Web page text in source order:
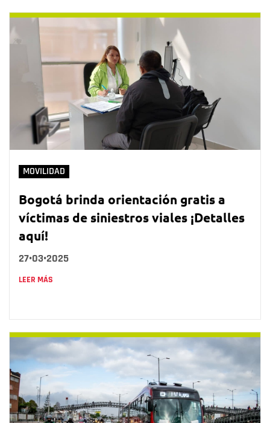
MOVILIDAD
Bogotá brinda orientación gratis a
víctimas de siniestros viales ¡Detalles
aquí!
27•03•2025
LEER MÁS